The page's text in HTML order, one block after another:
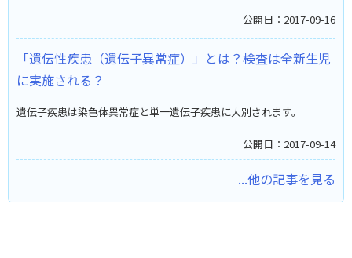
公開日：2017-09-16
「遺伝性疾患（遺伝子異常症）」とは？検査は全新生児
に実施される？
遺伝子疾患は染色体異常症と単一遺伝子疾患に大別されます。
公開日：2017-09-14
...他の記事を見る